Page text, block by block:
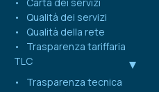
Carta dei servizi
Qualità dei servizi
Qualità della rete
Trasparenza tariffaria
TLC
Trasparenza tecnica